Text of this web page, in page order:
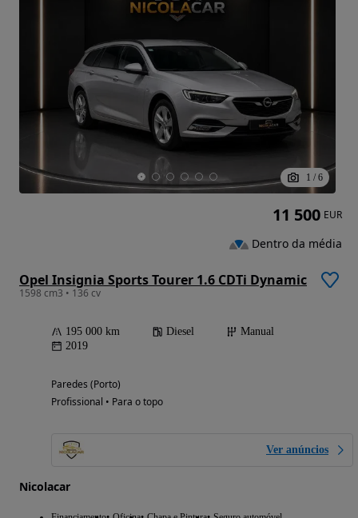
1 / 6
Opel Insignia Sports Tourer 1.6 CDTi Dynamic
1598 cm3 • 136 cv
195 000 km Diesel
Manual
2019
Paredes (Porto)
Profissional • Para o topo
Ver anúncios
Nicolacar
11 500 EUR
Dentro da média